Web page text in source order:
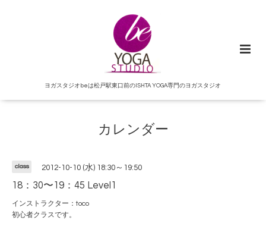
ヨガスタジオbeは松戸駅東口前のISHTA YOGA専門のヨガスタジオ
カレンダー
class 2012-10-10 (水) 18:30～19:50
18：30〜19：45 Level1
インストラクター：toco
初心者クラスです。